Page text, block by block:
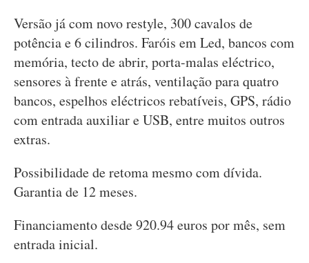
Versão já com novo restyle, 300 cavalos de
potência e 6 cilindros. Faróis em Led, bancos com
memória, tecto de abrir, porta-malas eléctrico,
sensores à frente e atrás, ventilação para quatro
bancos, espelhos eléctricos rebatíveis, GPS, rádio
com entrada auxiliar e USB, entre muitos outros
extras.
Possibilidade de retoma mesmo com dívida.
Garantia de 12 meses.
Financiamento desde 920.94 euros por mês, sem
entrada inicial.